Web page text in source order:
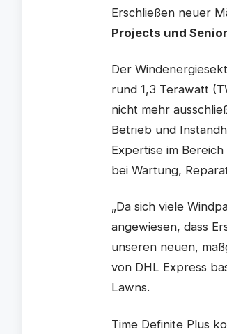
Erschließen neuer
Projects und
Der
rund 1,3 Terawatt
nicht mehr
Betrieb und
Expertise im
bei Wartung,
„Da sich viele
angewiesen, dass
unseren neuen,
von DHL Express
Lawns.
Time Definite Plus